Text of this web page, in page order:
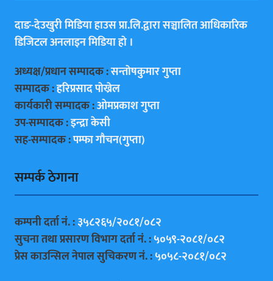
दाङ-देउखुरी मिडिया हाउस प्रा.लि.द्वारा सञ्चालित आधिकारिक
डिजिटल अनलाइन मिडिया हाे ।
अध्यक्ष/प्रधान सम्पादक :सन्ताेषकुमार गुप्ता
सम्पादक :हरिप्रसाद पाेख्रेल
कार्यकारी सम्पादक :ओमप्रकाश गुप्ता
उप-सम्पादक :इन्द्रा केसी
सह-सम्पादक :पम्फा गाैचन(गुप्ता)
सम्पर्क ठेगाना
कम्पनी दर्ता नं. :३५८२६५/२०८१/०८२
सुचना तथा प्रसारण विभाग दर्ता नं. :५०५९-२०८१/०८२
प्रेस काउन्सिल नेपाल सुचिकरण नं. :५०५८-२०८१/०८२